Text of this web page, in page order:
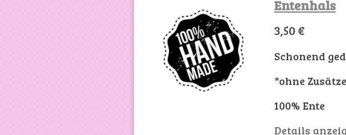
Entenhals
3,50 €
Schonend
*ohne Zusätze
100% Ente
Details